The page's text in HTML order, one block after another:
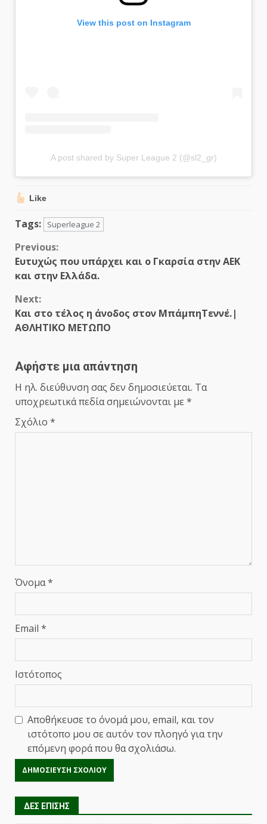
View this post on Instagram
A post shared by Super League 2 (@sl2_gr)
Like
Tags: Superleague 2
Continue
Reading
Previous:
Ευτυχώς που υπάρχει και ο Γκαρσία στην ΑΕΚ
και στην Ελλάδα.
Next:
Και στο τέλος η άνοδος στον ΜπάμπηΤεννέ.|
ΑΘΛΗΤΙΚΟ ΜΕΤΩΠΟ
Αφήστε μια απάντηση
Η ηλ. διεύθυνση σας δεν δημοσιεύεται. Τα
υποχρεωτικά πεδία σημειώνονται με *
Σχόλιο *
Όνομα*
Email *
Ιστότοπος
Αποθήκευσε το όνομά μου, email, και τον
ιστότοπο μου σε αυτόν τον πλοηγό για την
επόμενη φορά που θα σχολιάσω.
ΔΕΣ ΕΠΙΣΗΣ